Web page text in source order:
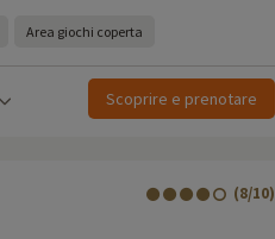
Area giochi coperta
Scoprire e prenotare
(8/10)